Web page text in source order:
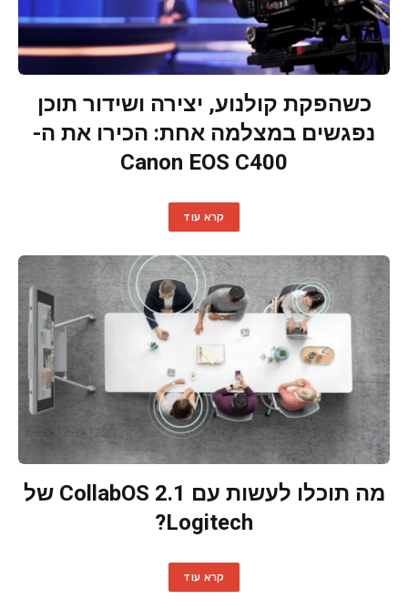
כשהפקת קולנוע, יצירה ושידור תוכן
נפגשים במצלמה אחת: הכירו את ה-
Canon EOS C400
קרא עוד
מה תוכלו לעשות עם CollabOS 2.1 של
Logitech?
קרא עוד